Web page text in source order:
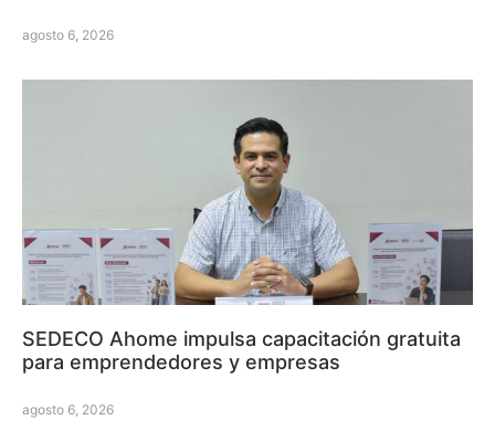
agosto 6, 2026
SEDECO Ahome impulsa capacitación gratuita
para emprendedores y empresas
agosto 6, 2026